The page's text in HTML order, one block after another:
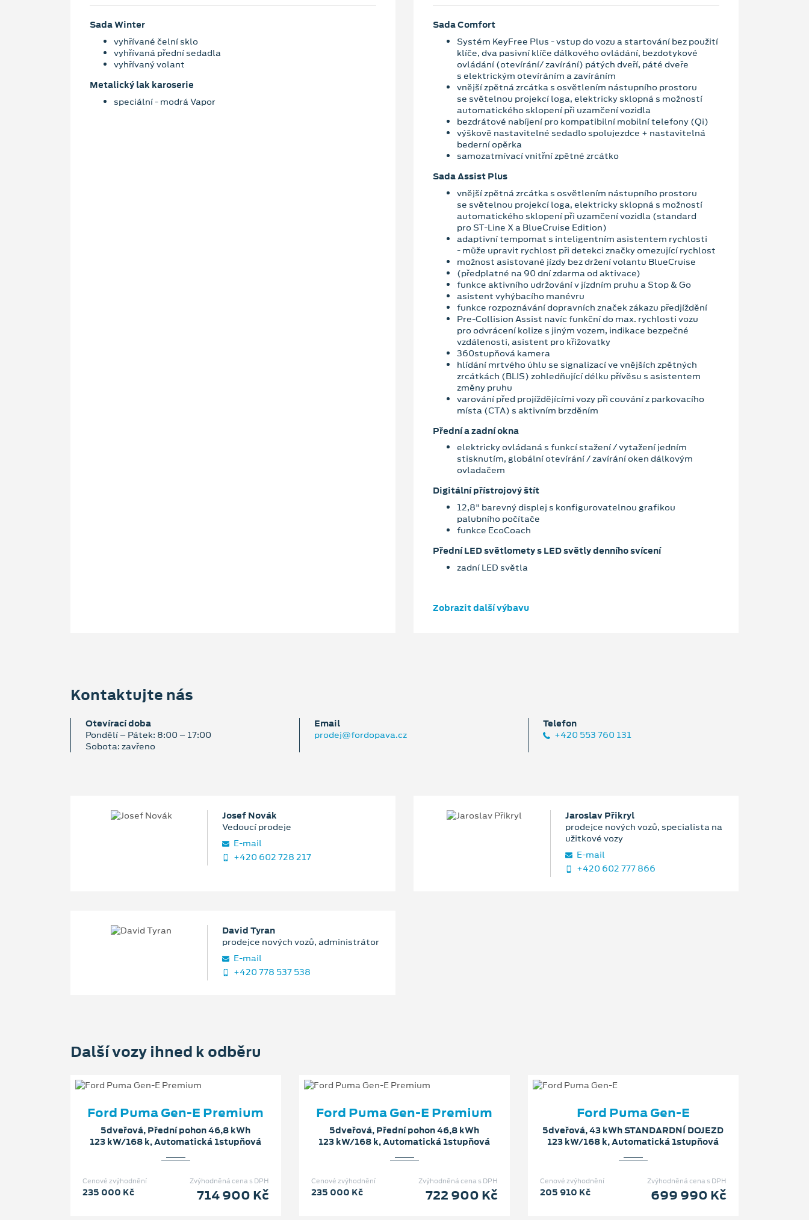
Sada Winter
vyhřívané čelní sklo
vyhřívaná přední sedadla
vyhřívaný volant
Metalický lak karoserie
speciální - modrá Vapor
Sada Comfort
Systém KeyFree Plus - vstup do vozu a startování bez použití
klíče, dva pasivní klíče dálkového ovládání, bezdotykové
ovládání (otevírání/ zavírání) pátých dveří, páté dveře
s elektrickým otevíráním a zavíráním
vnější zpětná zrcátka s osvětlením nástupního prostoru
se světelnou projekcí loga, elektricky sklopná s možností
automatického sklopení při uzamčení vozidla
bezdrátové nabíjení pro kompatibilní mobilní telefony (Qi)
výškově nastavitelné sedadlo spolujezdce + nastavitelná
bederní opěrka
samozatmívací vnitřní zpětné zrcátko
Sada Assist Plus
vnější zpětná zrcátka s osvětlením nástupního prostoru
se světelnou projekcí loga, elektricky sklopná s možností
automatického sklopení při uzamčení vozidla (standard
pro ST-Line X a BlueCruise Edition)
adaptivní tempomat s inteligentním asistentem rychlosti
- může upravit rychlost při detekci značky omezující rychlost
možnost asistované jízdy bez držení volantu BlueCruise
(předplatné na 90 dní zdarma od aktivace)
funkce aktivního udržování v jízdním pruhu a Stop & Go
asistent vyhýbacího manévru
funkce rozpoznávání dopravních značek zákazu předjíždění
Pre-Collision Assist navíc funkční do max. rychlosti vozu
pro odvrácení kolize s jiným vozem, indikace bezpečné
vzdálenosti, asistent pro křižovatky
360stupňová kamera
hlídání mrtvého úhlu se signalizací ve vnějších zpětných
zrcátkách (BLIS) zohledňující délku přívěsu s asistentem
změny pruhu
varování před projíždějícími vozy při couvání z parkovacího
místa (CTA) s aktivním brzděním
Přední a zadní okna
elektricky ovládaná s funkcí stažení / vytažení jedním
stisknutím, globální otevírání / zavírání oken dálkovým
ovladačem
Digitální přístrojový štít
12,8" barevný displej s konfigurovatelnou grafikou
palubního počítače
funkce EcoCoach
Přední LED světlomety s LED světly denního svícení
zadní LED světla
Zobrazit další výbavu
Kontaktujte nás
Otevírací doba
Pondělí – Pátek: 8:00 – 17:00
Sobota: zavřeno
Email
prodej@fordopava.cz
Telefon
+420 553 760 131
Josef Novák
Vedoucí prodeje
E‑mail
+420 602 728 217
Jaroslav Přikryl
prodejce nových vozů, specialista na
užitkové vozy
E‑mail
+420 602 777 866
David Tyran
prodejce nových vozů, administrátor
E‑mail
+420 778 537 538
Další vozy ihned k odběru
Ford Puma Gen-E Premium
5dveřová, Přední pohon 46,8 kWh
123 kW/168 k, Automatická 1stupňová
Zvýhodněná cena s DPH
714 900 Kč
Cenové zvýhodnění
235 000 Kč
Ford Puma Gen-E Premium
5dveřová, Přední pohon 46,8 kWh
123 kW/168 k, Automatická 1stupňová
Zvýhodněná cena s DPH
722 900 Kč
Cenové zvýhodnění
235 000 Kč
Ford Puma Gen-E
5dveřová, 43 kWh STANDARDNÍ DOJEZD
123 kW/168 k, Automatická 1stupňová
Zvýhodněná cena s DPH
699 990 Kč
Cenové zvýhodnění
205 910 Kč